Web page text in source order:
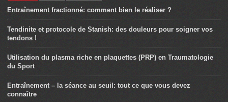
Entraînement fractionné: comment bien le réaliser ?
Tendinite et protocole de Stanish: des douleurs pour soigner vos
tendons !
Utilisation du plasma riche en plaquettes (PRP) en Traumatologie
du Sport
Entraînement – la séance au seuil: tout ce que vous devez
connaître